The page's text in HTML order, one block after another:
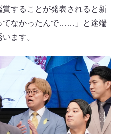
することが発表されると新
てなかったんで……」と途端
ます。